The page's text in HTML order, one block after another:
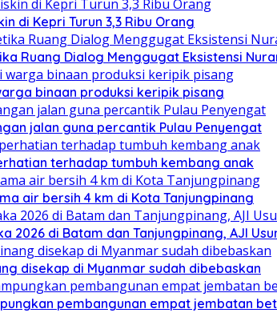
di Kepri Turun 3,3 Ribu Orang
Ruang Dialog Menggugat Eksistensi
binaan produksi keripik pisang
jalan guna percantik Pulau Penyengat
terhadap tumbuh kembang anak
air bersih 4 km di Kota Tanjungpinang
2026 di Batam dan Tanjungpinang, AJI
disekap di Myanmar sudah dibebaskan
pembangunan empat jembatan